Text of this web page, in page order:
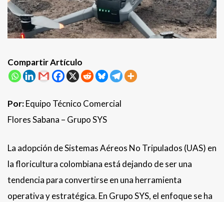
Compartir Artículo
Por:Equipo Técnico Comercial
Flores Sabana – Grupo SYS
La adopción de Sistemas Aéreos No Tripulados (UAS) en
la floricultura colombiana está dejando de ser una
tendencia para convertirse en una herramienta
operativa y estratégica. En Grupo SYS, el enfoque se ha